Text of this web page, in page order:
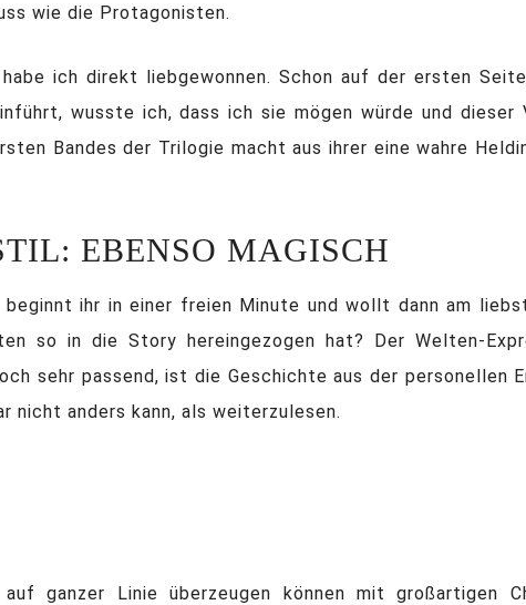
wie die Protagonisten.
ich direkt liebgewonnen. Schon auf der ersten
wusste ich, dass ich sie mögen würde und
Bandes der Trilogie macht aus ihrer eine wahre
EBENSO MAGISCH
beginnt ihr in einer freien Minute und wollt dann am
so in die Story hereingezogen hat? Der Welten-
sehr passend, ist die Geschichte aus der
nicht anders kann, als weiterzulesen.
ganzer Linie überzeugen können mit großartigen